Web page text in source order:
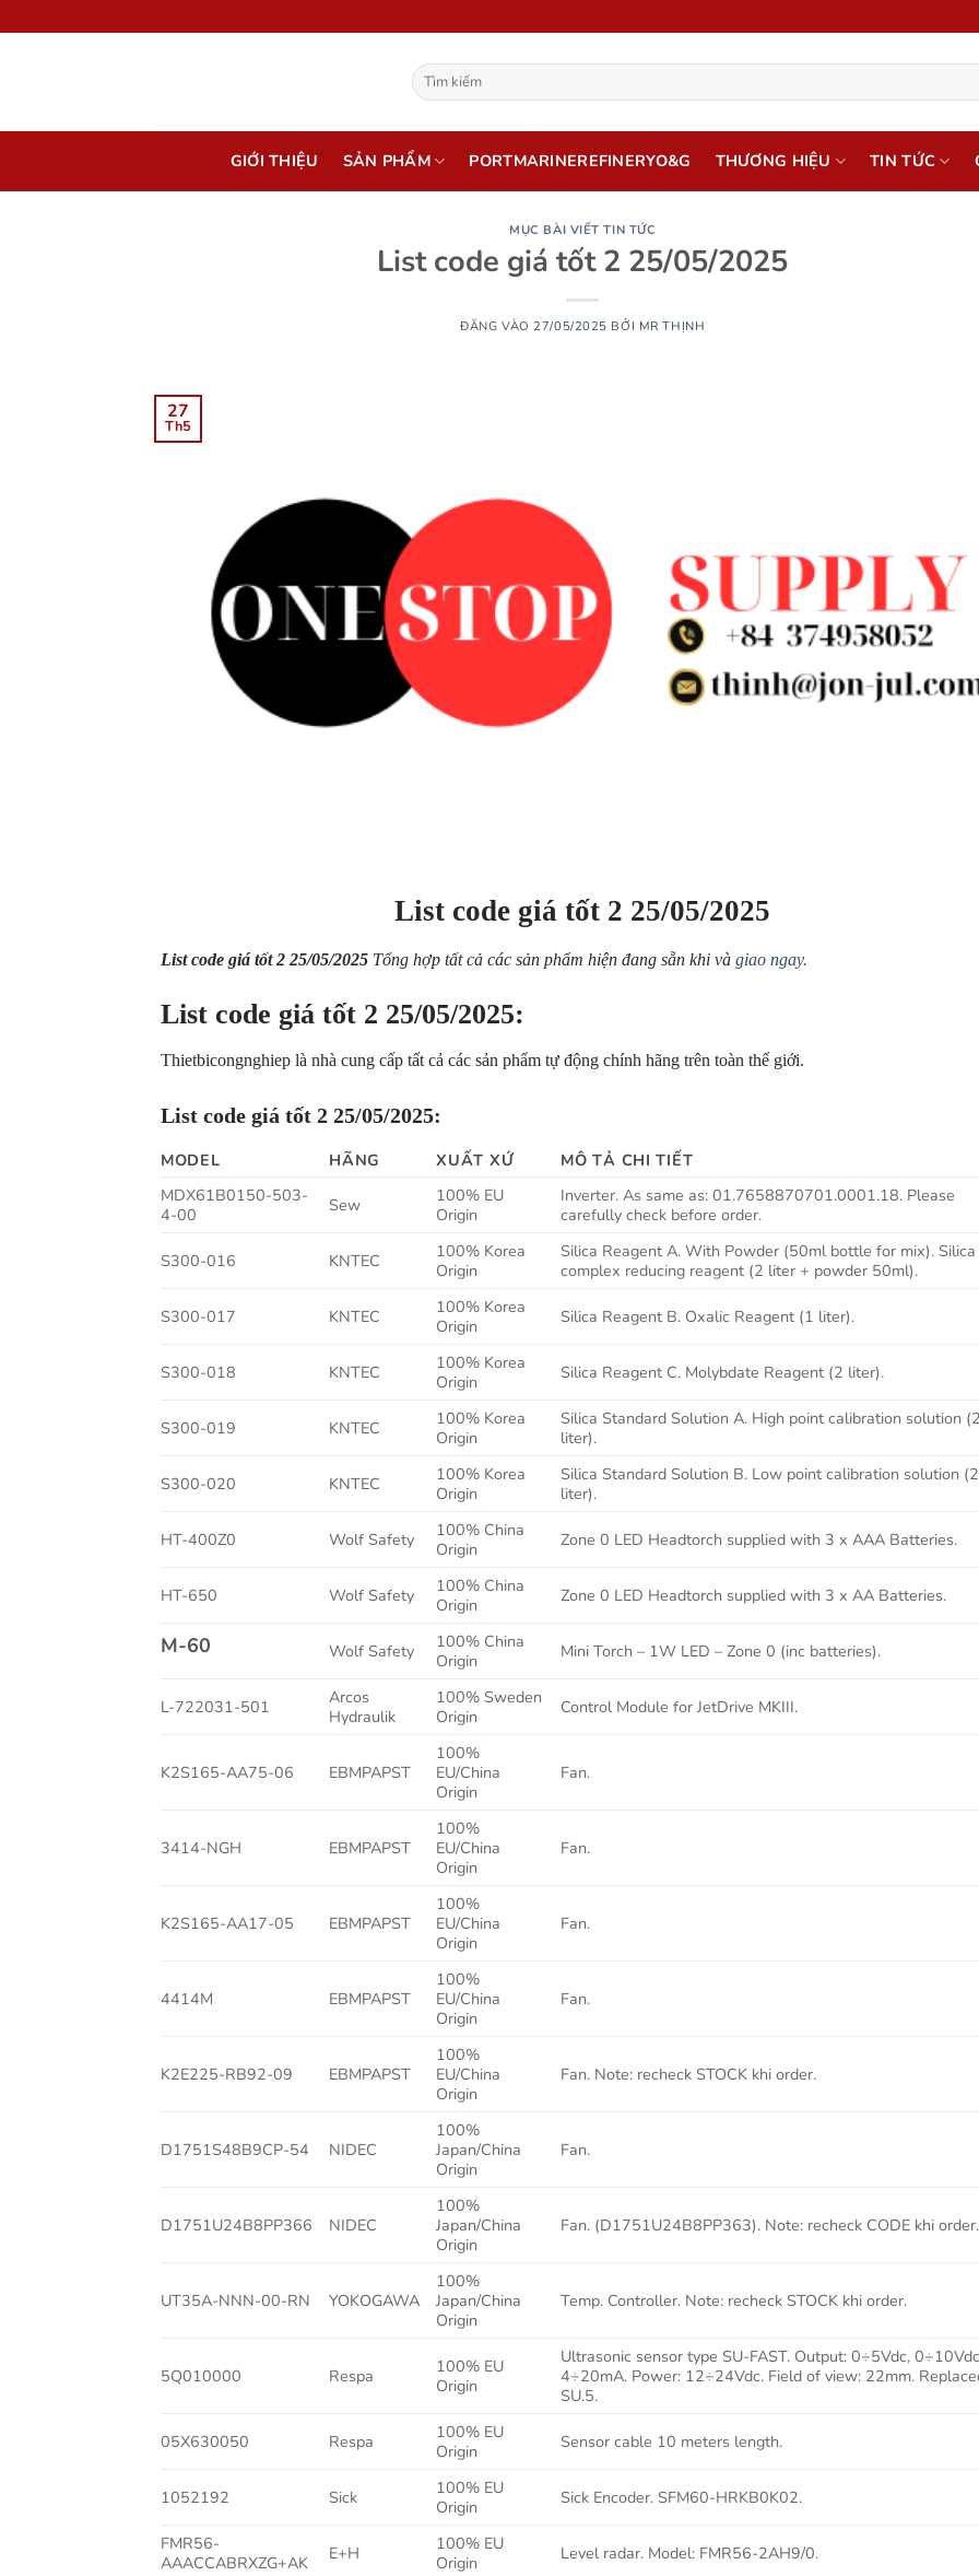
qua
Tìm
kiếm:
GIỚI THIỆU SẢN PHẨM PORTMARINEREFINERYO&G THƯƠNG HIỆU TIN TỨC
MỤC BÀI VIẾT TIN TỨC
List code giá tốt 2 25/05/2025
ĐĂNG VÀO 27/05/2025 BỞI MR THỊNH
27
Th5
List code giá tốt 2 25/05/2025
List code giá tốt 2 25/05/2025 Tổng hợp tất cả các sản phẩm hiện đang sẵn khi và giao ngay.
List code giá tốt 2 25/05/2025:
Thietbicongnghiep là nhà cung cấp tất cả các sản phẩm tự động chính hãng trên toàn thế giới.
List code giá tốt 2 25/05/2025:
MODEL HÃNG XUẤT XỨ
MÔ TẢ CHI TIẾT
MDX61B0150-503-
4-00
Sew
100% EU
Origin
Inverter. As same as: 01.7658870701.0001.18. Please
carefully check before order.
S300-016 KNTEC
100% Korea
Origin
Silica Reagent A. With Powder (50ml bottle for mix). Silica
complex reducing reagent (2 liter + powder 50ml).
S300-017 KNTEC
100% Korea
Origin
Silica Reagent B. Oxalic Reagent (1 liter).
S300-018 KNTEC
100% Korea
Origin
Silica Reagent C. Molybdate Reagent (2 liter).
S300-019 KNTEC
100% Korea
Origin
Silica Standard Solution A. High point calibration solution (2
liter).
S300-020 KNTEC
100% Korea
Origin
Silica Standard Solution B. Low point calibration solution (2
liter).
HT-400Z0 Wolf Safety
100% China
Origin
Zone 0 LED Headtorch supplied with 3 x AAA Batteries.
HT-650 Wolf Safety
100% China
Origin
Zone 0 LED Headtorch supplied with 3 x AA Batteries.
M-60 Wolf Safety
100% China
Origin
Mini Torch – 1W LED – Zone 0 (inc batteries).
L-722031-501
Arcos
Hydraulik
100% Sweden
Origin
Control Module for JetDrive MKIII.
K2S165-AA75-06 EBMPAPST
100%
EU/China
Origin
Fan.
3414-NGH EBMPAPST
100%
EU/China
Origin
Fan.
K2S165-AA17-05 EBMPAPST
100%
EU/China
Origin
Fan.
4414M EBMPAPST
100%
EU/China
Origin
Fan.
K2E225-RB92-09 EBMPAPST
100%
EU/China
Origin
Fan. Note: recheck STOCK khi order.
D1751S48B9CP-54 NIDEC
100%
Japan/China
Origin
Fan.
D1751U24B8PP366 NIDEC
100%
Japan/China
Origin
Fan. (D1751U24B8PP363). Note: recheck CODE khi order.
UT35A-NNN-00-RN YOKOGAWA
100%
Japan/China
Origin
Temp. Controller. Note: recheck STOCK khi order.
5Q010000 Respa
100% EU
Origin
Ultrasonic sensor type SU-FAST. Output: 0÷5Vdc,
4÷20mA. Power: 12÷24Vdc. Field of view: 22mm.
SU.5.
05X630050 Respa
100% EU
Origin
Sensor cable 10 meters length.
1052192 Sick
100% EU
Origin
Sick Encoder. SFM60-HRKB0K02.
FMR56-
AAACCABRXZG+AK
E+H
100% EU
Origin
Level radar. Model: FMR56-2AH9/0.